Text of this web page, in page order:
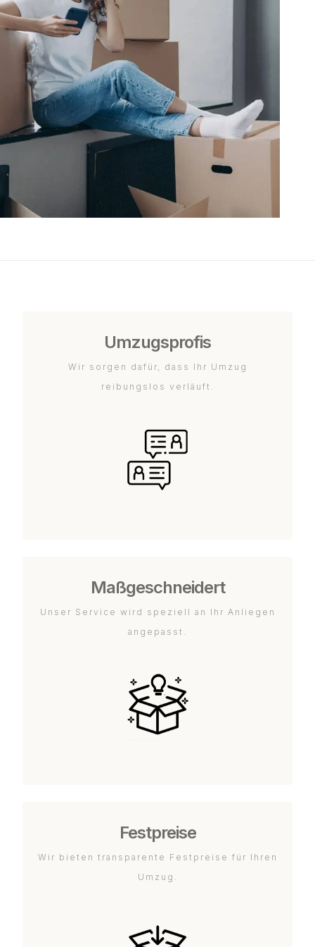
Umzugsprofis
Wir sorgen dafür, dass Ihr Umzug
reibungslos verläuft.
Maßgeschneidert
Unser Service wird speziell an Ihr Anliegen
angepasst.
Festpreise
Wir bieten transparente Festpreise für Ihren
Umzug.